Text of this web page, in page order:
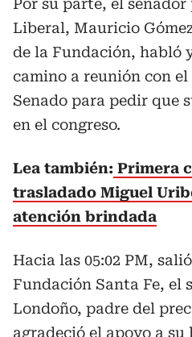
Por su parte, el
Liberal, Mauricio
de la Fundación, habló
camino a reunión con
Senado para pedir que
en el congreso.
Lea también: Primera
trasladado Miguel
atención brindada
Hacia las 05:02 PM,
Fundación Santa Fe, el
Londoño, padre del
agradeció el apoyo a su